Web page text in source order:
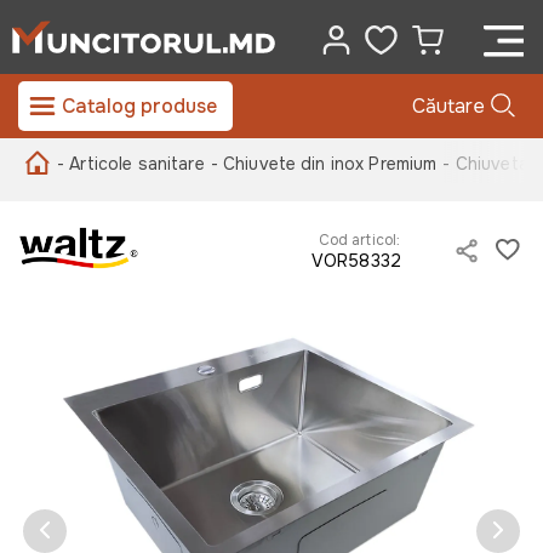
Catalog produse Căutare
- Articole sanitare - Chiuvete din inox Premium - Chiuveta
Cod articol:
VOR58332